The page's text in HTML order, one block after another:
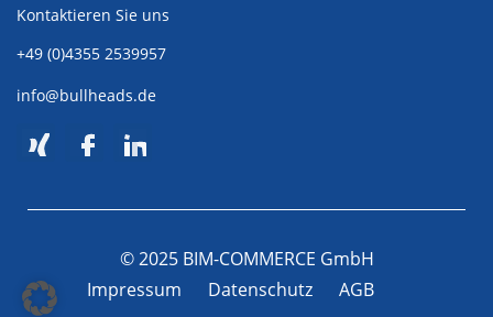
Kontaktieren Sie uns
+49 (0)4355 2539957
info@bullheads.de
© 2025 BIM-COMMERCE GmbH
Impressum
Datenschutz AGB